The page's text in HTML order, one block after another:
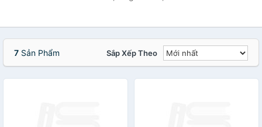
7 Sản Phẩm Sắp Xếp Theo